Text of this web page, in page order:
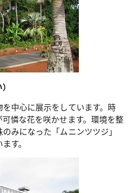
中心に展示をしています。時
憐な花を咲かせます。 環境を整
みになった「ムニンツツジ」
す。